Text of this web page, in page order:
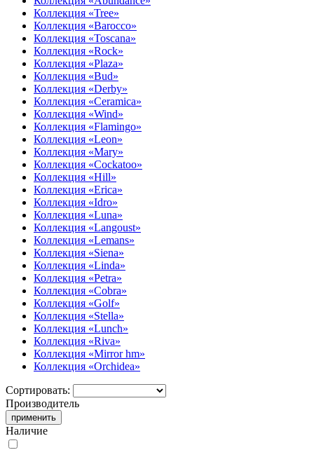
Коллекция «Tree»
Коллекция «Barocco»
Коллекция «Toscana»
Коллекция «Rock»
Коллекция «Plaza»
Коллекция «Bud»
Коллекция «Derby»
Коллекция «Ceramica»
Коллекция «Wind»
Коллекция «Flamingo»
Коллекция «Leon»
Коллекция «Mary»
Коллекция «Cockatoo»
Коллекция «Hill»
Коллекция «Erica»
Коллекция «Idro»
Коллекция «Luna»
Коллекция «Langoust»
Коллекция «Lemans»
Коллекция «Siena»
Коллекция «Linda»
Коллекция «Petra»
Коллекция «Cobra»
Коллекция «Golf»
Коллекция «Stella»
Коллекция «Lunch»
Коллекция «Riva»
Коллекция «Mirror hm»
Коллекция «Orchidea»
Сортировать:
Производитель
Наличие